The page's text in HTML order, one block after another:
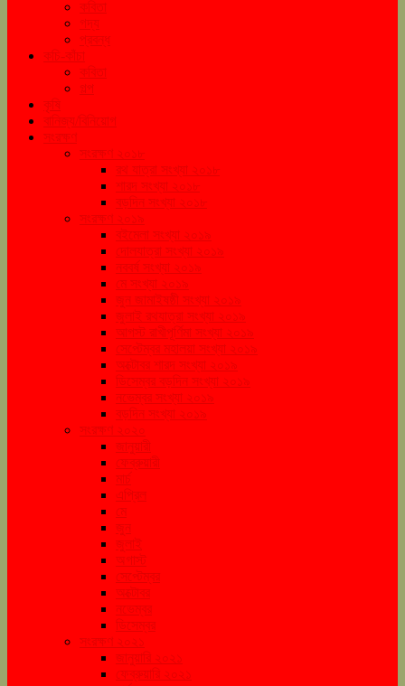
কবিতা
গদ্য
প্রবন্ধ
কচি-কাঁচা
কবিতা
গল্প
কৃষি
বানিজ্য/বিনিয়োগ
সংরক্ষণ
সংরক্ষণ ২০১৮
রথ যাত্রা সংখ্যা ২০১৮
শারদ সংখ্যা ২০১৮
বড়দিন সংখ্যা ২০১৮
সংরক্ষণ ২০১৯
বইমেলা সংখ্যা ২০১৯
দোলযাত্রা সংখ্যা ২০১৯
নববর্ষ সংখ্যা ২০১৯
মে সংখ্যা ২০১৯
জুন জামাইষষ্ঠী সংখ্যা ২০১৯
জুলাই রথযাত্রা সংখ্যা ২০১৯
আগস্ট রাখীপূর্ণিমা সংখ্যা ২০১৯
সেপ্টেম্বর মহালয়া সংখ্যা ২০১৯
অক্টোবর শারদ সংখ্যা ২০১৯
ডিসেম্বর বড়দিন সংখ্যা ২০১৯
নভেম্বর সংখ্যা ২০১৯
বড়দিন সংখ্যা ২০১৯
সংরক্ষণ ২০২০
জানুয়ারী
ফেব্রুয়ারী
মার্চ
এপ্রিল
মে
জুন
জুলাই
অগাস্ট
সেপ্টেম্বর
অক্টোবর
নভেম্বর
ডিসেম্বর
সংরক্ষণ ২০২১
জানুয়ারি ২০২১
ফেব্রুয়ারি ২০২১